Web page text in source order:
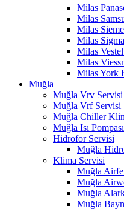
Milas
Milas
Milas
Milas
Milas
Milas
Milas York
Muğla
Muğla Vrv Servisi
Muğla Vrf Servisi
Muğla Chiller
Muğla Isı
Hidrofor Servisi
Muğla
Klima Servisi
Muğla
Muğla
Muğla
Muğla